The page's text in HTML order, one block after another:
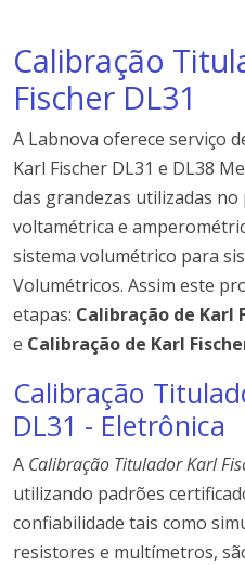
Calibração
Fischer DL31
A Labnova oferece serviço
Karl Fischer DL31 e DL38
das grandezas utilizadas
voltamétrica e
sistema volumétrico para
Volumétricos. Assim este
etapas: Calibração de Karl
e Calibração de Karl
Calibração
DL31 - Eletrônica
A Calibração Titulador Karl
utilizando padrões
confiabilidade tais como
resistores e multímetros,